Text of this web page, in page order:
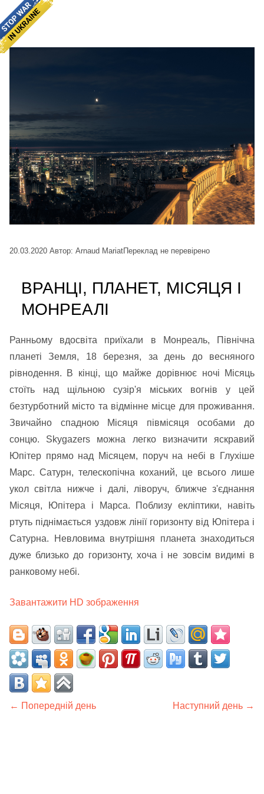
20.03.2020 Автор: Arnaud MariatПереклад не перевірено
ВРАНЦІ, ПЛАНЕТ, МІСЯЦЯ І
МОНРЕАЛІ
Ранньому вдосвіта приїхали в Монреаль, Північна
планеті Земля, 18 березня, за день до весняного
рівнодення. В кінці, що майже дорівнює ночі Місяць
стоїть над щільною сузір'я міських вогнів у цей
безтурботний місто та відмінне місце для проживання.
Звичайно спадною Місяця півмісяця особами до
сонцю. Skygazers можна легко визначити яскравий
Юпітер прямо над Місяцем, поруч на небі в Глухіше
Марс. Сатурн, телескопічна коханий, це всього лише
укол світла нижче і далі, ліворуч, ближче з'єднання
Місяця, Юпітера і Марса. Поблизу екліптики, навіть
ртуть піднімається уздовж лінії горизонту від Юпітера і
Сатурна. Невловима внутрішня планета знаходиться
дуже близько до горизонту, хоча і не зовсім видимі в
ранковому небі.
Завантажити HD зображення
← Попередній день Наступний день →